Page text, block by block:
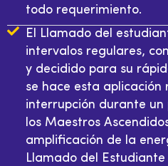
todo requerimiento.
El Llamado del
intervalos regulares,
y decidido para su
se hace esta aplicación
interrupción durante
los Maestros
amplificación de la
Llamado del